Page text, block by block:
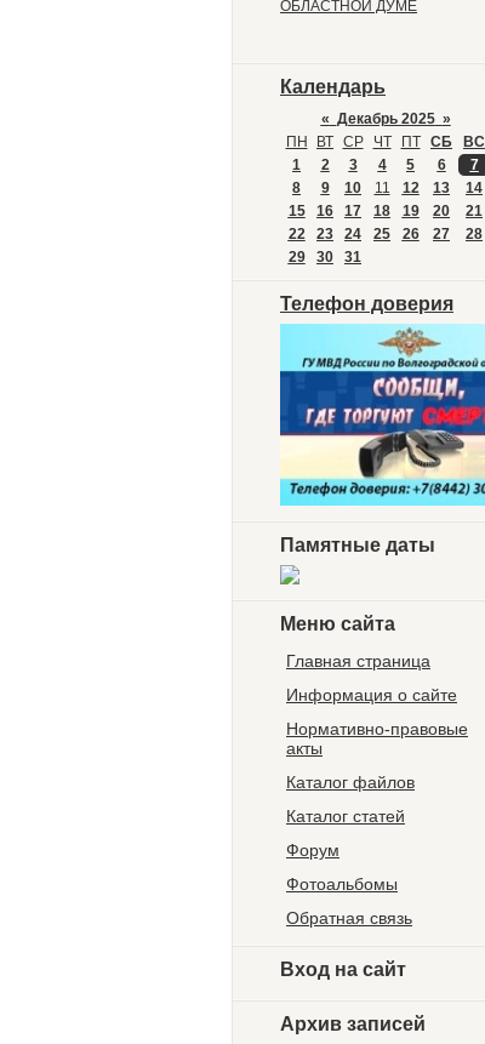
Календарь
« Декабрь 2025 »
ПН
ВТ СР ЧТ ПТ СБ
ВС
1
2 3 4 5 6
7
8
9 10 11 12 13
14
15
16 17 18 19 20
21
22
23 24 25 26 27
28
29
30 31
Телефон доверия
Памятные даты
Меню сайта
Главная страница
Информация о сайте
Нормативно-правовые
акты
Каталог файлов
Каталог статей
Форум
Фотоальбомы
Обратная связь
Вход на сайт
Архив записей